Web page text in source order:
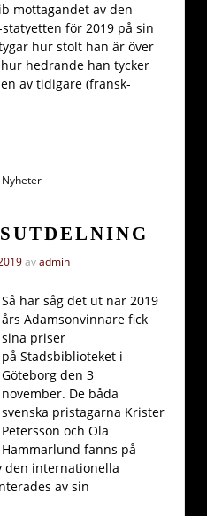
mottagandet av den
för 2019 på sin
hur stolt han är över
hedrande han tycker
av tidigare (fransk-
Nyheter
avadmin
Så här såg det ut när 2019
års Adamsonvinnare fick
sina priser
på Stadsbiblioteket i
Göteborg den 3
november. De båda
svenska pristagarna Krister
Petersson och Ola
Hammarlund fanns på
den internationella
av sin